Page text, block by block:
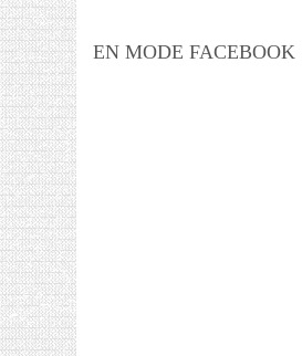
EN MODE FACEBOOK